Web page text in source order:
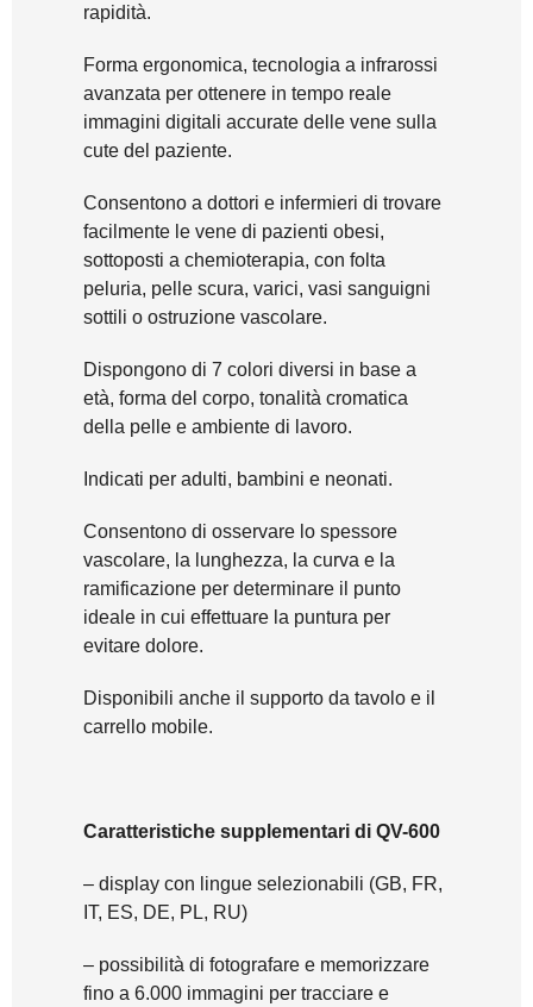
rapidità.
Forma ergonomica, tecnologia a infrarossi
avanzata per ottenere in tempo reale
immagini digitali accurate delle vene sulla
cute del paziente.
Consentono a dottori e infermieri di trovare
facilmente le vene di pazienti obesi,
sottoposti a chemioterapia, con folta
peluria, pelle scura, varici, vasi sanguigni
sottili o ostruzione vascolare.
Dispongono di 7 colori diversi in base a
età, forma del corpo, tonalità cromatica
della pelle e ambiente di lavoro.
Indicati per adulti, bambini e neonati.
Consentono di osservare lo spessore
vascolare, la lunghezza, la curva e la
ramificazione per determinare il punto
ideale in cui effettuare la puntura per
evitare dolore.
Disponibili anche il supporto da tavolo e il
carrello mobile.
Caratteristiche supplementari di QV-600
– display con lingue selezionabili (GB, FR,
IT, ES, DE, PL, RU)
– possibilità di fotografare e memorizzare
fino a 6.000 immagini per tracciare e